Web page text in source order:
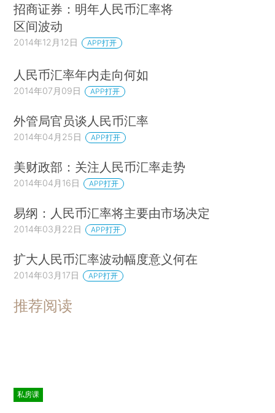
招商证券：明年人民币汇率将
区间波动
2014年12月12日 APP打开
人民币汇率年内走向何如
2014年07月09日 APP打开
外管局官员谈人民币汇率
2014年04月25日 APP打开
美财政部：关注人民币汇率走势
2014年04月16日 APP打开
易纲：人民币汇率将主要由市场决定
2014年03月22日 APP打开
扩大人民币汇率波动幅度意义何在
2014年03月17日 APP打开
推荐阅读
私房课